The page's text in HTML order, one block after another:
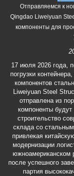
Отправляемся к
Qingdao Liweiyuan
компоненты для
17 июля 2026 года,
погрузки
компонентов
Liweiyuan Steel
отправлена ​​из
компоненты
строительство
склада со
привлекая
модернизации
южноамериканском
после успешного
партия